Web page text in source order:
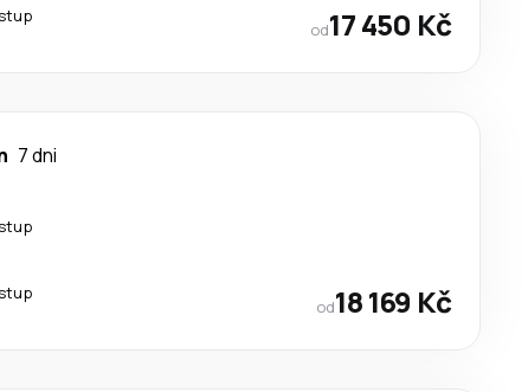
od17 450 Kč
7 dni
od18 169 Kč